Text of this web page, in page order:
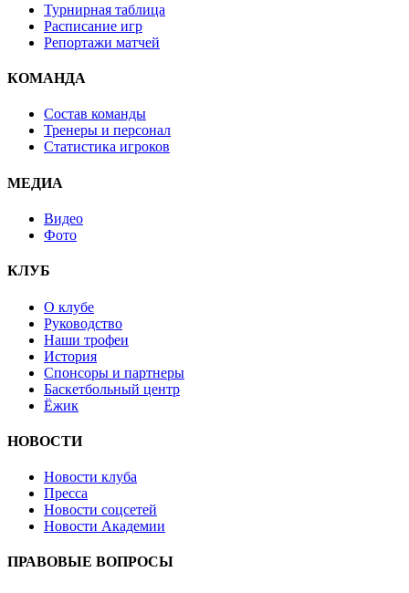
Турнирная таблица
Расписание игр
Репортажи матчей
КОМАНДА
Состав команды
Тренеры и персонал
Статистика игроков
МЕДИА
Видео
Фото
КЛУБ
О клубе
Руководство
Наши трофеи
История
Спонсоры и партнеры
Баскетбольный центр
Ёжик
НОВОСТИ
Новости клуба
Пресса
Новости соцсетей
Новости Академии
ПРАВОВЫЕ ВОПРОСЫ